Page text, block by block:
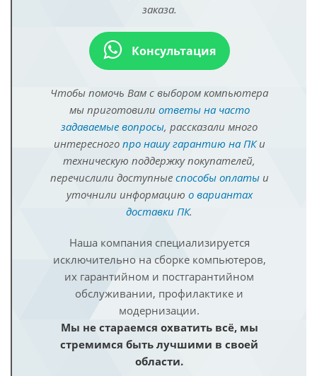
заказа.
Консультация
Чтобы помочь Вам с выбором компьютера
мы приготовили ответы на часто
задаваемые вопросы, рассказали много
интересного про нашу гарантию на ПКи
техническую поддержку покупателей,
перечислили доступные способы оплатыи
уточнили информацию о вариантах
доставки ПК.
Наша компания специализируется
исключительно на сборке компьютеров,
их гарантийном и постгарантийном
обслуживании, профилактике и
модернизации.
Мы не стараемся охватить всё, мы
стремимся быть лучшими в своей
области.